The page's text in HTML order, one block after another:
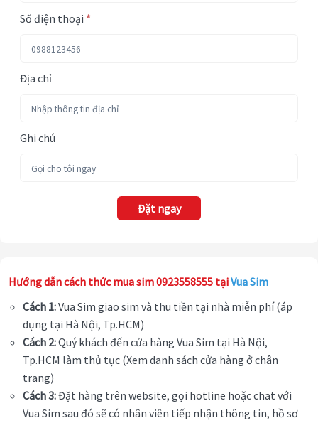
Số điện thoại *
Địa chỉ
Ghi chú
Đặt ngay
Hướng dẫn cách thức mua sim 0923558555 tạiVua Sim
Cách 1:Vua Sim giao sim và thu tiền tại nhà miễn phí (áp
dụng tại Hà Nội, Tp.HCM)
Cách 2:Quý khách đến cửa hàng Vua Sim tại Hà Nội,
Tp.HCM làm thủ tục (Xem danh sách cửa hàng ở chân
trang)
Cách 3:Đặt hàng trên website, gọi hotline hoặc chat với
Vua Sim sau đó sẽ có nhân viên tiếp nhận thông tin, hồ sơ